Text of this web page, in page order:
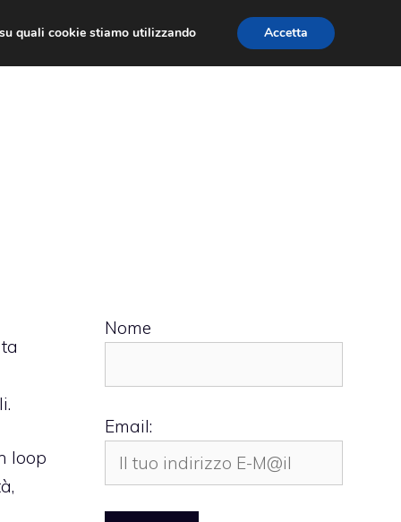
.
loop
Nome
Email:
quali cookie stiamo utilizzando Accetta